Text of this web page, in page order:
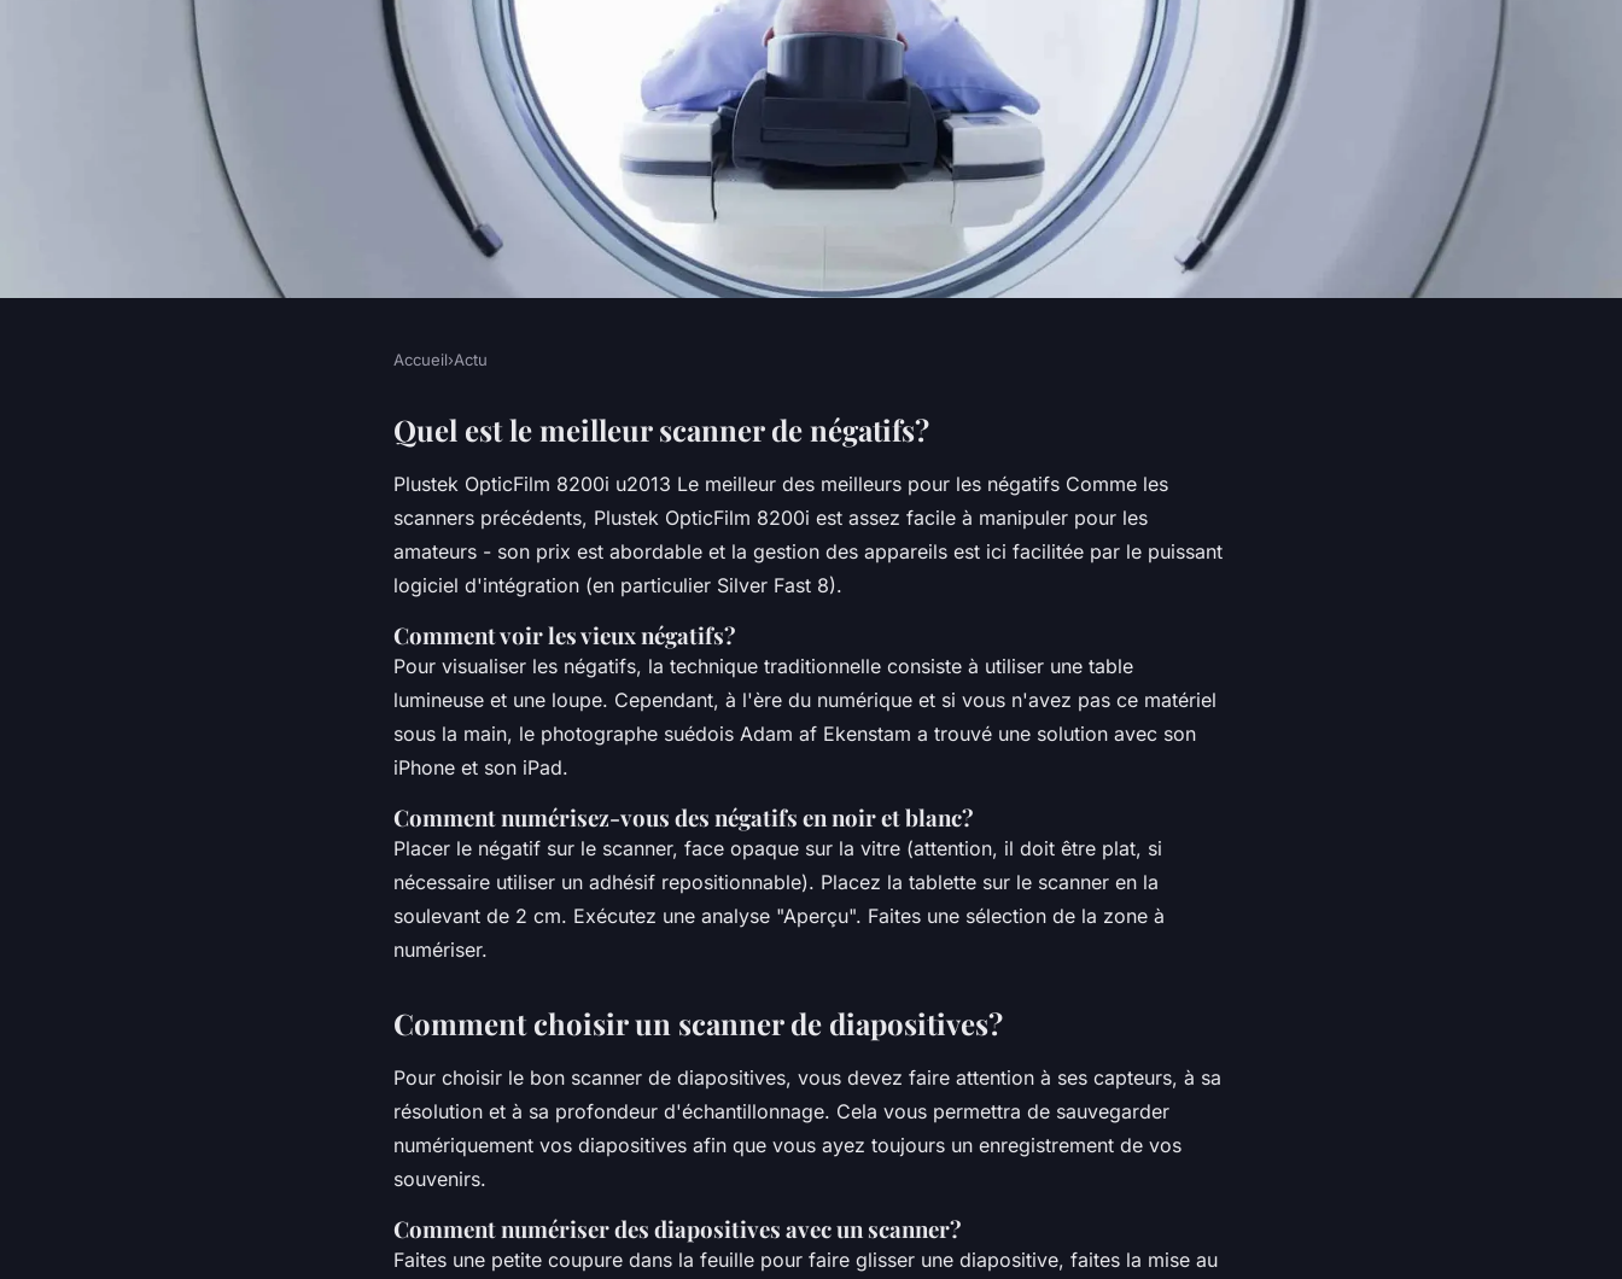
Quel est le meilleur scanner de
Accueil›Actu
Quel est le meilleur scanner de négatifs?
Plustek OpticFilm 8200i u2013 Le meilleur des meilleurs pour les négatifs Comme les
scanners précédents, Plustek OpticFilm 8200i est assez facile à manipuler pour les
amateurs - son prix est abordable et la gestion des appareils est ici facilitée par le puissant
logiciel d'intégration (en particulier Silver Fast 8).
Comment voir les vieux négatifs?
Pour visualiser les négatifs, la technique traditionnelle consiste à utiliser une table
lumineuse et une loupe. Cependant, à l'ère du numérique et si vous n'avez pas ce matériel
sous la main, le photographe suédois Adam af Ekenstam a trouvé une solution avec son
iPhone et son iPad.
Comment numérisez-vous des négatifs en noir et blanc?
Placer le négatif sur le scanner, face opaque sur la vitre (attention, il doit être plat, si
nécessaire utiliser un adhésif repositionnable). Placez la tablette sur le scanner en la
soulevant de 2 cm. Exécutez une analyse "Aperçu". Faites une sélection de la zone à
numériser.
Comment choisir un scanner de diapositives?
Pour choisir le bon scanner de diapositives, vous devez faire attention à ses capteurs, à sa
résolution et à sa profondeur d'échantillonnage. Cela vous permettra de sauvegarder
numériquement vos diapositives afin que vous ayez toujours un enregistrement de vos
souvenirs.
Comment numériser des diapositives avec un scanner?
Faites une petite coupure dans la feuille pour faire glisser une diapositive, faites la mise au